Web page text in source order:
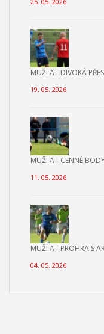
MUŽI A - DIVOKÁ
19. 05. 2026
MUŽI A - CENNÉ
11. 05. 2026
MUŽI A - PROHRA S
04. 05. 2026